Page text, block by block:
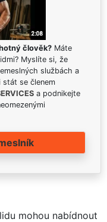
člověk? Máte
Myslíte si, že
službách a
stát se členem
a podnikejte
mohou nabídnout